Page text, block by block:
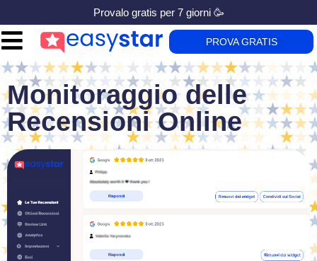
Provalo gratis per 7 giorni 🥳
PROVA GRATIS
Monitoraggio delle
Recensioni Online